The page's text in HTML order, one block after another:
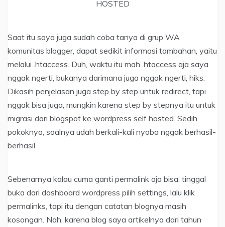
Saat itu saya juga sudah coba tanya di grup WA
komunitas blogger, dapat sedikit informasi tambahan, yaitu
melalui .htaccess. Duh, waktu itu mah .htaccess aja saya
nggak ngerti, bukanya darimana juga nggak ngerti, hiks.
Dikasih penjelasan juga step by step untuk redirect, tapi
nggak bisa juga, mungkin karena step by stepnya itu untuk
migrasi dari blogspot ke wordpress self hosted. Sedih
pokoknya, soalnya udah berkali-kali nyoba nggak berhasil-
berhasil.
Sebenarnya kalau cuma ganti permalink aja bisa, tinggal
buka dari dashboard wordpress pilih settings, lalu klik
permalinks, tapi itu dengan catatan blognya masih
kosongan. Nah, karena blog saya artikelnya dari tahun